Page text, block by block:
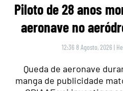
Piloto de 28 anos
aeronave no
12:36 8 Agosto, 2026 |
Queda de aeronave
manga de publicidade